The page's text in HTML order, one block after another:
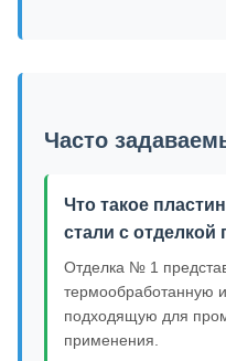
Часто
Что такое
стали с
Отделка № 1
термообработанную
подходящую для
применения.